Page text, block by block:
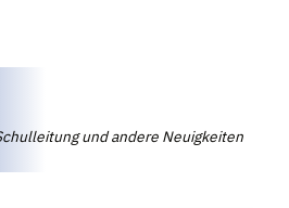
und andere Neuigkeiten